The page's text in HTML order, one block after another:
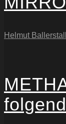
Helmut